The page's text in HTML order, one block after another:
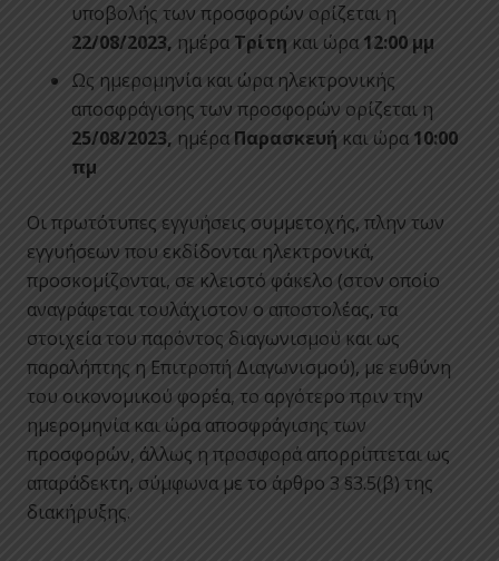
υποβολής των προσφορών ορίζεται η
22/08/2023, ημέρα Τρίτη και ώρα 12:00 μμ
Ως ημερομηνία και ώρα ηλεκτρονικής
αποσφράγισης των προσφορών ορίζεται η
25/08/2023, ημέρα Παρασκευή και ώρα 10:00
πμ
Οι πρωτότυπες εγγυήσεις συμμετοχής, πλην των
εγγυήσεων που εκδίδονται ηλεκτρονικά,
προσκομίζονται, σε κλειστό φάκελο (στον οποίο
αναγράφεται τουλάχιστον ο αποστολέας, τα
στοιχεία του παρόντος διαγωνισμού και ως
παραλήπτης η Επιτροπή Διαγωνισμού), με ευθύνη
του οικονομικού φορέα, το αργότερο πριν την
ημερομηνία και ώρα αποσφράγισης των
προσφορών, άλλως η προσφορά απορρίπτεται ως
απαράδεκτη, σύμφωνα με το άρθρο 3 §3.5(β) της
διακήρυξης.